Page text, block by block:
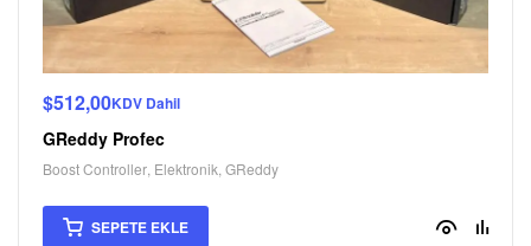
$512,00KDV Dahil
GReddy Profec
Boost Controller Elektronik GReddy
SEPETE EKLE